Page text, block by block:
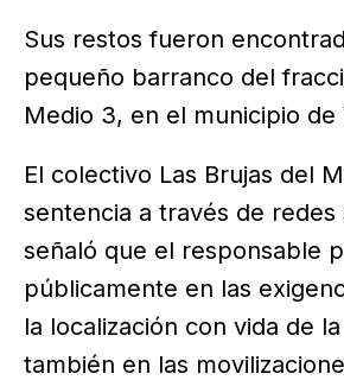
Sus restos fueron
pequeño barranco del
Medio 3, en el municipio de
El colectivo Las Brujas del
sentencia a través de redes
señaló que el responsable
públicamente en las
la localización con vida de
también en las